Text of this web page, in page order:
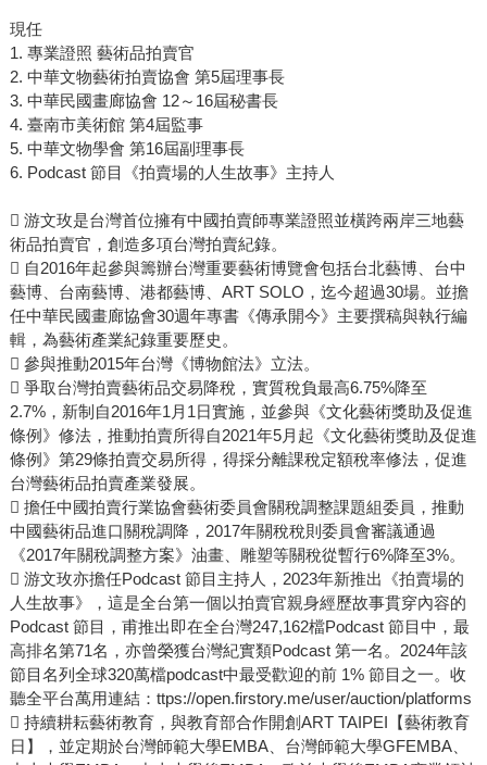
現任
1. 專業證照 藝術品拍賣官
2. 中華文物藝術拍賣協會 第5屆理事長
3. 中華民國畫廊協會 12～16屆秘書長
4. 臺南市美術館 第4屆監事
5. 中華文物學會 第16屆副理事長
6. Podcast 節目《拍賣場的人生故事》主持人
 游文玫是台灣首位擁有中國拍賣師專業證照並橫跨兩岸三地藝
術品拍賣官，創造多項台灣拍賣紀錄。
 自2016年起參與籌辦台灣重要藝術博覽會包括台北藝博、台中
藝博、台南藝博、港都藝博、ART SOLO，迄今超過30場。並擔
任中華民國畫廊協會30週年專書《傳承開今》主要撰稿與執行編
輯，為藝術產業紀錄重要歷史。
 參與推動2015年台灣《博物館法》立法。
 爭取台灣拍賣藝術品交易降稅，實質稅負最高6.75%降至
2.7%，新制自2016年1月1日實施，並參與《文化藝術獎助及促進
條例》修法，推動拍賣所得自2021年5月起《文化藝術獎助及促進
條例》第29條拍賣交易所得，得採分離課稅定額稅率修法，促進
台灣藝術品拍賣產業發展。
 擔任中國拍賣行業協會藝術委員會關稅調整課題組委員，推動
中國藝術品進口關稅調降，2017年關稅稅則委員會審議通過
《2017年關稅調整方案》油畫、雕塑等關稅從暫行6%降至3%。
 游文玫亦擔任Podcast 節目主持人，2023年新推出《拍賣場的
人生故事》，這是全台第一個以拍賣官親身經歷故事貫穿內容的
Podcast 節目，甫推出即在全台灣247,162檔Podcast 節目中，最
高排名第71名，亦曾榮獲台灣紀實類Podcast 第一名。2024年該
節目名列全球320萬檔podcast中最受歡迎的前 1% 節目之一。收
聽全平台萬用連結：ttps://open.firstory.me/user/auction/platforms
 持續耕耘藝術教育，與教育部合作開創ART TAIPEI【藝術教育
日】，並定期於台灣師範大學EMBA、台灣師範大學GFEMBA、